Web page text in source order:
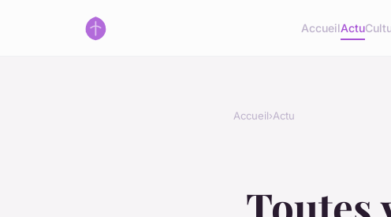
AccueilActu
Accueil›Actu